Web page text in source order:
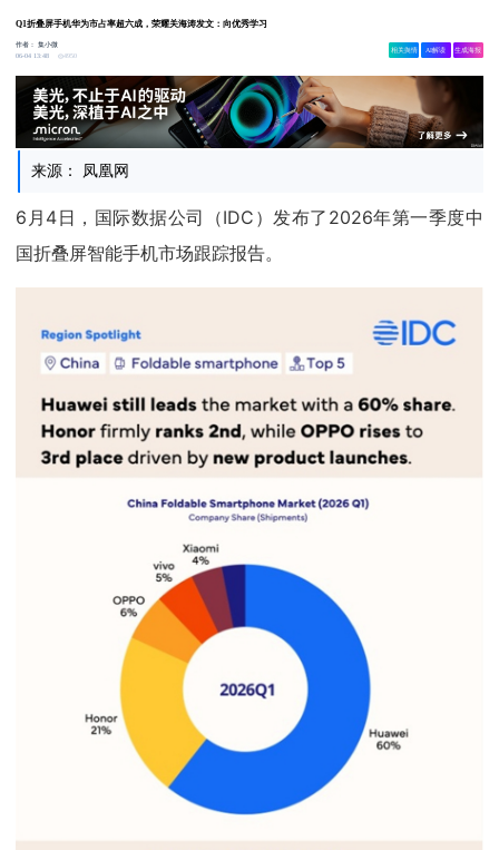
Q1折叠屏手机华为市占率超六成，荣耀关海涛发文：向优秀学习
作者：集小微
06-04 13:48
4950
相关舆情 AI解读 生成海报
来源： 凤凰网
6月4日，国际数据公司（IDC）发布了2026年第一季度中
国折叠屏智能手机市场跟踪报告。